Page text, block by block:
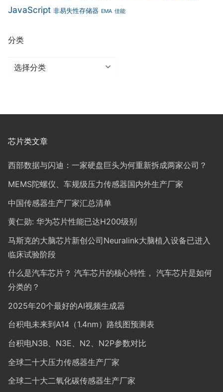
JavaScript 非易失性存储器 EMA 佳能
分类
分
芯片类文章
西部数据与闪迪：一家硬盘巨头为何重新拆成两家公司？
MEMS陀螺仪、车规级压力传感器国内外生产厂家
中国传感器生产厂家汇总清单
黄仁勋: 华为芯片性能已达H200级别
马斯克的大脑芯片新创公司Neuralink大脑植入设备已进入
临床试验阶段
什么是汽车芯片？ 汽车芯片的核心特性， 汽车芯片是如何
分类的？
2025年20个最好的AI视频生成器
台积电未来到A14（1.4nm）路线图预测表
台积电N3B、N3E、N2、N2P参数对比
全球二十大压力传感器生产厂家
全球二十大二氧化碳传感器生产厂家